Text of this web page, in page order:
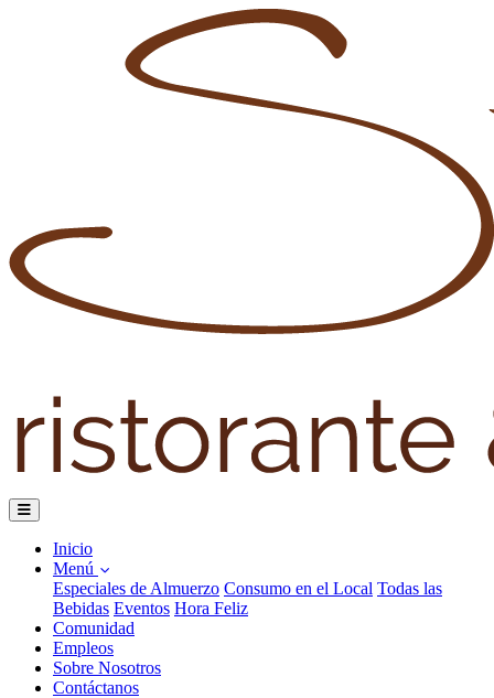
Inicio
Menú
Especiales de Almuerzo Consumo en el Local Todas las
Bebidas Eventos Hora Feliz
Comunidad
Empleos
Sobre Nosotros
Contáctanos